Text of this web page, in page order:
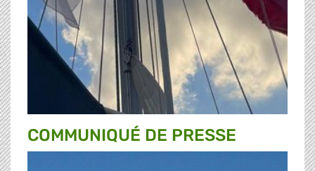
COMMUNIQUÉ DE PRESSE